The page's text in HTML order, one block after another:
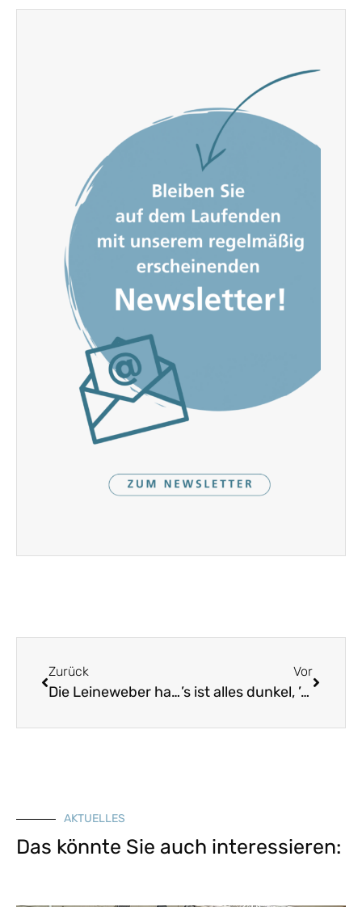
Zurück
Die Leineweber haben eine saubere Zunft
Vor
’s ist alles dunkel, ’s ist alles trübe
AKTUELLES
Das könnte Sie auch interessieren: